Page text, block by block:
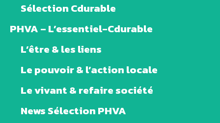
Sélection Cdurable
PHVA – L’essentiel-Cdurable
L’être & les liens
Le pouvoir & l’action locale
Le vivant & refaire société
News Sélection PHVA